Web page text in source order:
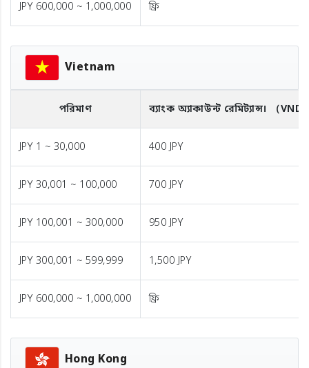
JPY 600,000 ~ 1,000,000 ফ্রি
Vietnam
পরিমাণ ব্যাংক অ্যাকাউন্ট রেমিট্যান্স। （VND
JPY 1 ~ 30,000 400 JPY
JPY 30,001 ~ 100,000 700 JPY
JPY 100,001 ~ 300,000 950 JPY
JPY 300,001 ~ 599,999 1,500 JPY
JPY 600,000 ~ 1,000,000 ফ্রি
Hong Kong